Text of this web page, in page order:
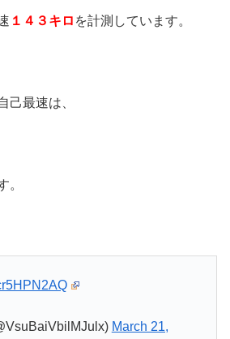
１４３キロ を計測しています。
己最速は、
。
March 21,